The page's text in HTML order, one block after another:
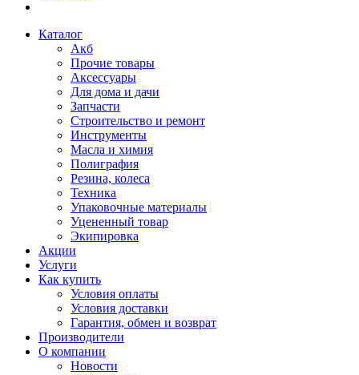
Каталог
Акб
Прочие товары
Аксессуары
Для дома и дачи
Запчасти
Строительство и ремонт
Инструменты
Масла и химия
Полиграфия
Резина, колеса
Техника
Упаковочные материалы
Уцененный товар
Экипировка
Акции
Услуги
Как купить
Условия оплаты
Условия доставки
Гарантия, обмен и возврат
Производители
О компании
Новости